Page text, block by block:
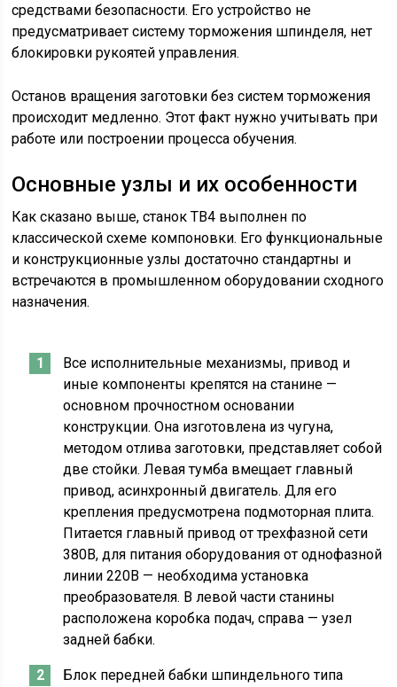
средствами безопасности. Его устройство не
предусматривает систему торможения шпинделя, нет
блокировки рукоятей управления.
Останов вращения заготовки без систем торможения
происходит медленно. Этот факт нужно учитывать при
работе или построении процесса обучения.
Основные узлы и их особенности
Как сказано выше, станок ТВ4 выполнен по
классической схеме компоновки. Его функциональные
и конструкционные узлы достаточно стандартны и
встречаются в промышленном оборудовании сходного
назначения.
Все исполнительные механизмы, привод и
иные компоненты крепятся на станине —
основном прочностном основании
конструкции. Она изготовлена из чугуна,
методом отлива заготовки, представляет собой
две стойки. Левая тумба вмещает главный
привод, асинхронный двигатель. Для его
крепления предусмотрена подмоторная плита.
Питается главный привод от трехфазной сети
380В, для питания оборудования от однофазной
линии 220В — необходима установка
преобразователя. В левой части станины
расположена коробка подач, справа — узел
задней бабки.
Блок передней бабки шпиндельного типа